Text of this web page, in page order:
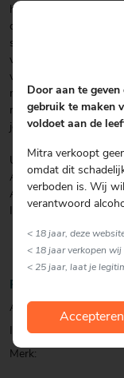
herfstwandeling en
dit boek ontdek je
seizoenen, van
van verleidelijke
marmerijs en
moment van puur
jezelf...
Uitgeverij: REBO
Auteur:Jayne Cross
Aantal pagina's:160
Productinformatie
Artikelcode:
Inhoud:
Merk:
Door aan te
gebruik te maken
voldoet aan de
Mitra verkoopt
omdat dit
verboden is. Wij
verantwoord
< 18 jaar, deze
< 18 jaar verkopen wij
< 25 jaar, laat je
Accepteren